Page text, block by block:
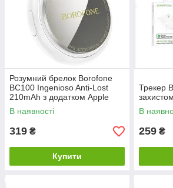
Розумний брелок Borofone
BC100 Ingenioso Anti-Lost
210mAh з додатком Apple
Find My
В наявності
319 ₴
Купити
Трекер
В
259 ₴